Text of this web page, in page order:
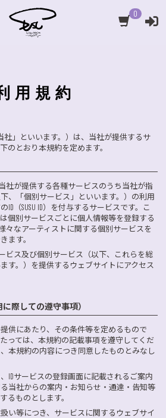
0
用規約
社」といいます。）は、当社が提供するサ
のとおり本規約を定めます。
社が提供する各種サービスのうち当社が指
、「個別サービス」といいます。）の利用
（SUSU ID）を付与するサービスです。こ
個別サービスごとに個人情報等を登録する
々なアーティストに関する個別サービスを
ます。
ビス及び個別サービス（以下、これらを総
す。）を提供するウェブサイトにアクセス
際しての遵守事項）
供にあたり、その条件等を定めるもので
っては、本規約の記載事項を遵守してくだ
本規約の内容につき同意したものとみなし
IDサービスの登録画面に記載されるご案内
当社からの案内・お知らせ・通達・告知等
るものとします。
い等につき、サービスに関するウェブサイ